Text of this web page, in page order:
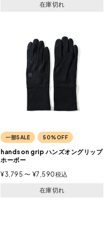
在庫切れ
一部SALE 50%OFF
handson grip ハンズオングリップ
ホーボー
¥3,795 〜 ¥7,590税込
在庫切れ